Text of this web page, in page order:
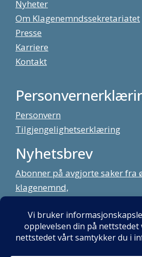
Nyheter
Om Klagenemndssekretariatet
Presse
Karriere
Kontakt
Personvern
Tilgjengelighetserklæring
Nyhetsbrev
Abonner på avgjorte saker fra
klagenemnd,